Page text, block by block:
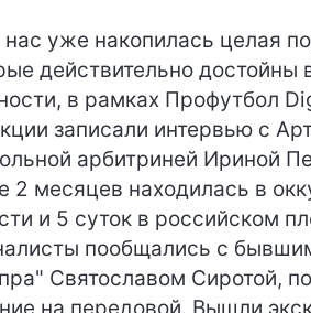
уже накопилась целая
действительно достойны
в рамках Профутбол
записали интервью с
арбитриней Ириной
2 месяцев находилась в
и 5 суток в российском
пообщались с
Святославом Сиротой,